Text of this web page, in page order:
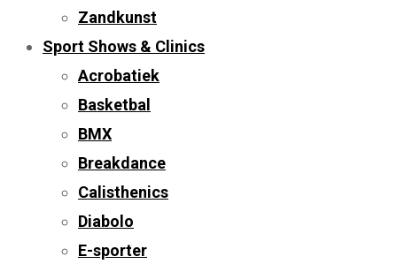
Zandkunst
Sport Shows & Clinics
Acrobatiek
Basketbal
BMX
Breakdance
Calisthenics
Diabolo
E-sporter